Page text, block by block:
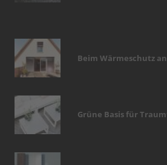
Beim Wärmeschutz
Grüne Basis für